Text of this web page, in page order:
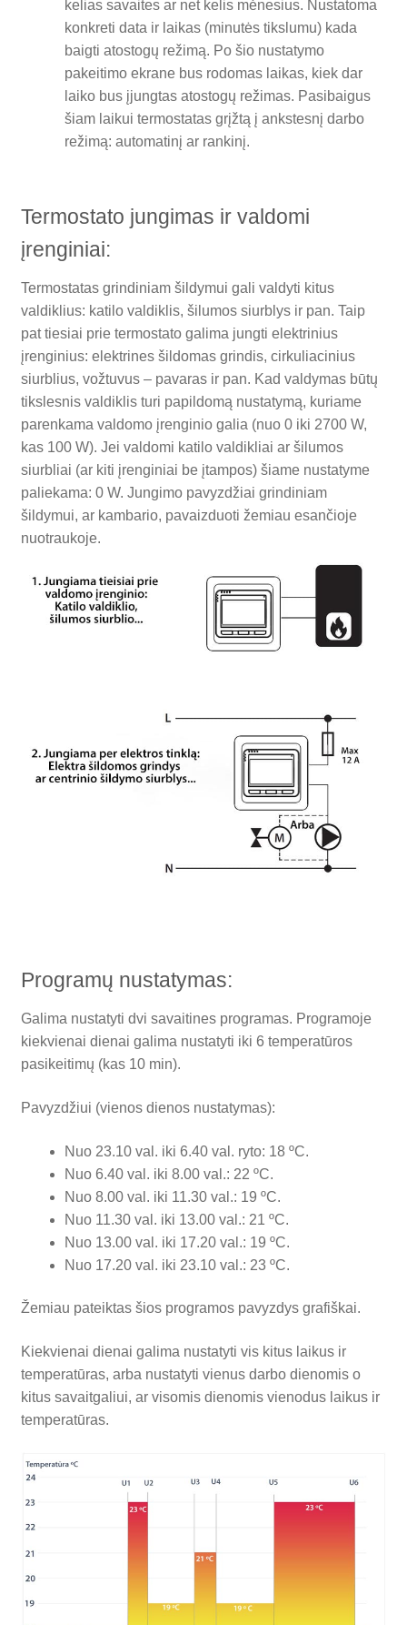
kelias savaites ar net kelis mėnesius. Nustatoma
konkreti data ir laikas (minutės tikslumu) kada
baigti atostogų režimą. Po šio nustatymo
pakeitimo ekrane bus rodomas laikas, kiek dar
laiko bus įjungtas atostogų režimas. Pasibaigus
šiam laikui termostatas grįžtą į ankstesnį darbo
režimą: automatinį ar rankinį.
Termostato jungimas ir valdomi
įrenginiai:
Termostatas grindiniam šildymui gali valdyti kitus
valdiklius: katilo valdiklis, šilumos siurblys ir pan. Taip
pat tiesiai prie termostato galima jungti elektrinius
įrenginius: elektrines šildomas grindis, cirkuliacinius
siurblius, vožtuvus – pavaras ir pan. Kad valdymas būtų
tikslesnis valdiklis turi papildomą nustatymą, kuriame
parenkama valdomo įrenginio galia (nuo 0 iki 2700 W,
kas 100 W). Jei valdomi katilo valdikliai ar šilumos
siurbliai (ar kiti įrenginiai be įtampos) šiame nustatyme
paliekama: 0 W. Jungimo pavyzdžiai grindiniam
šildymui, ar kambario, pavaizduoti žemiau esančioje
nuotraukoje.
Programų nustatymas:
Galima nustatyti dvi savaitines programas. Programoje
kiekvienai dienai galima nustatyti iki 6 temperatūros
pasikeitimų (kas 10 min).
Pavyzdžiui (vienos dienos nustatymas):
Nuo 23.10 val. iki 6.40 val. ryto: 18 ºC.
Nuo 6.40 val. iki 8.00 val.: 22 ºC.
Nuo 8.00 val. iki 11.30 val.: 19 ºC.
Nuo 11.30 val. iki 13.00 val.: 21 ºC.
Nuo 13.00 val. iki 17.20 val.: 19 ºC.
Nuo 17.20 val. iki 23.10 val.: 23 ºC.
Žemiau pateiktas šios programos pavyzdys grafiškai.
Kiekvienai dienai galima nustatyti vis kitus laikus ir
temperatūras, arba nustatyti vienus darbo dienomis o
kitus savaitgaliui, ar visomis dienomis vienodus laikus ir
temperatūras.